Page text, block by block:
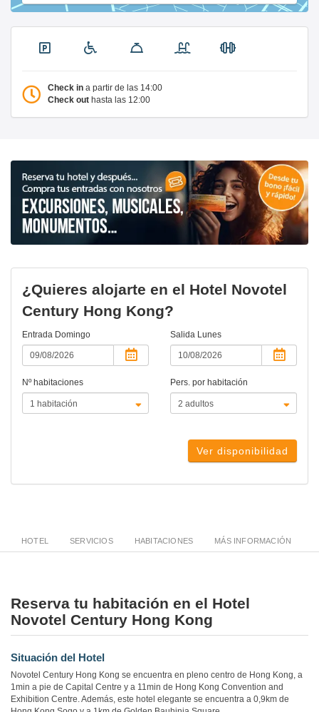
Check in a partir de las 14:00
Check out hasta las 12:00
¿Quieres alojarte en el Hotel Novotel
Century Hong Kong?
Entrada Domingo Salida Lunes
Nº habitaciones Pers. por habitación
Ver disponibilidad
HOTEL SERVICIOS HABITACIONES MÁS INFORMACIÓN
Reserva tu habitación en el Hotel
Novotel Century Hong Kong
Situación del Hotel
Novotel Century Hong Kong se encuentra en pleno centro de Hong Kong, a
1min a pie de Capital Centre y a 11min de Hong Kong Convention and
Exhibition Centre. Además, este hotel elegante se encuentra a 0,9km de